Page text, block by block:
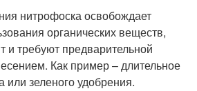
нитрофоска освобождает
органических веществ,
и требуют предварительной
Как пример – длительное
или зеленого удобрения.